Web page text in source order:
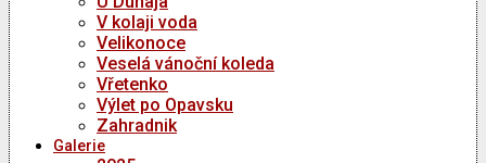
V kolaji voda
Velikonoce
Veselá vánoční koleda
Vřetenko
Výlet po Opavsku
Zahradnik
Galerie